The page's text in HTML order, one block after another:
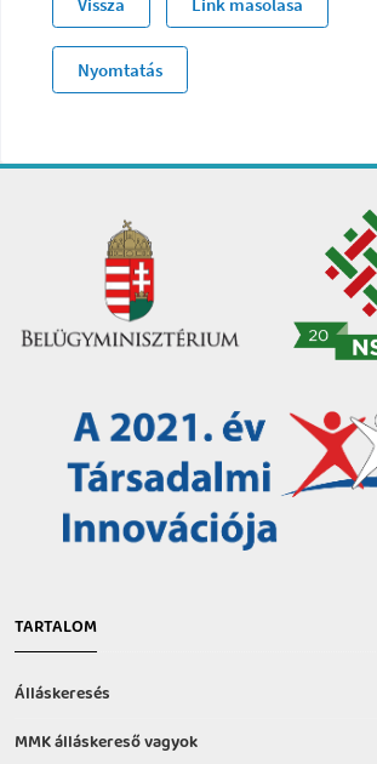
Nyomtatás
TARTALOM
Álláskeresés
MMK álláskereső vagyok